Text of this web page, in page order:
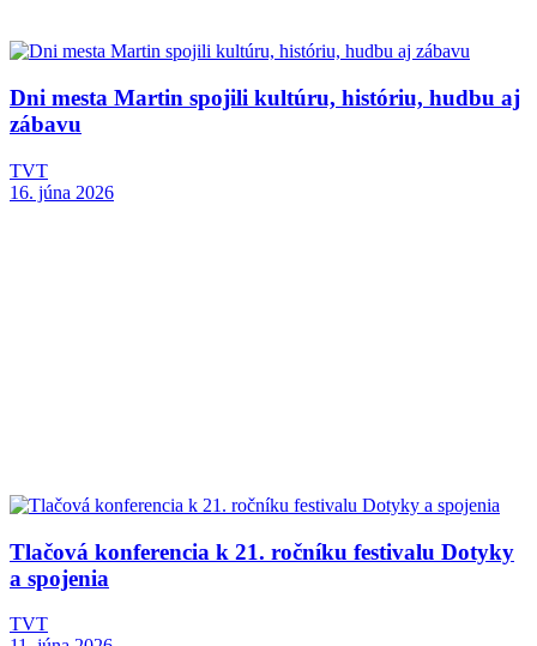
Dni mesta Martin spojili kultúru, históriu, hudbu aj
zábavu
TVT
16. júna 2026
Tlačová konferencia k 21. ročníku festivalu Dotyky
a spojenia
TVT